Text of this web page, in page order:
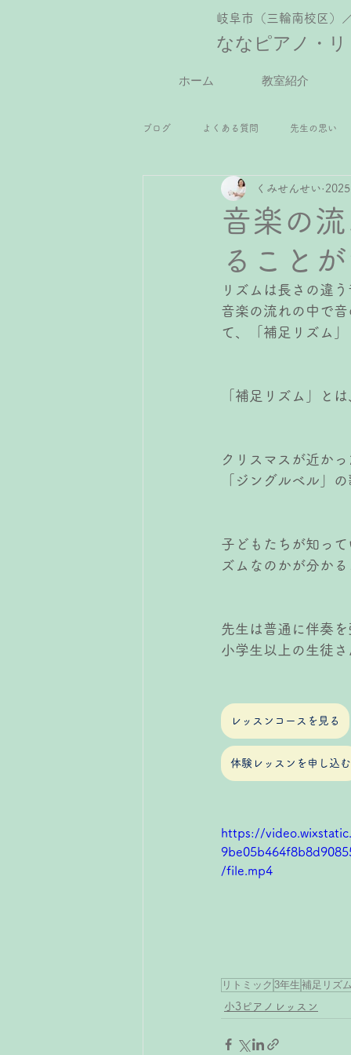
岐阜市（三輪南校区）
ななピアノ・
ホーム 教室紹介
ブログ よくある質問 先生の思い
2歳児ピアノレッスン 年少さんピ
小2ピアノレッスン 小3ピアノレッ
高校生ピアノレッスン 大人ピアノ
音楽の
ること
くみせんせい
リズムは長さの違
音楽の流れの中で
て、「補足リズム
「補足リズム」とは
クリスマスが近か
「ジングルベル」
子どもたちが知っ
ズムなのかが分か
先生は普通に伴奏
小学生以上の生徒
レッスンコースを見る
体験レッスンを申し込む
https://
/file.mp4
リトミック 3年生 補足リズ
小3ピアノレッスン